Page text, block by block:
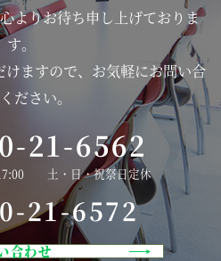
よりお待ち申し上げておりま
す。
ますので、お気軽にお問い合
ださい。
21-6562
17:00 土・日・祝祭日定休
21-6572
合わせ